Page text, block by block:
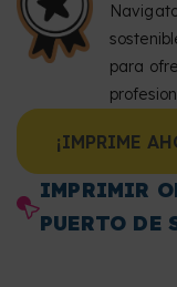
para
¡IMPRIME
IMPRIMIR
PUERTO DE